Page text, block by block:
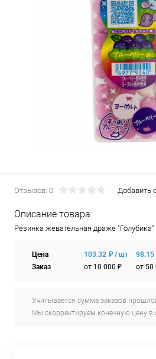
Отзывов: 0 Добавить
Описание товара:
Резинка жевательная драже
Цена
Заказ
103.32 ₽ / шт
от 10 000 ₽
от 50
Учитывается сумма заказов
Мы скорректируем конечную цену в